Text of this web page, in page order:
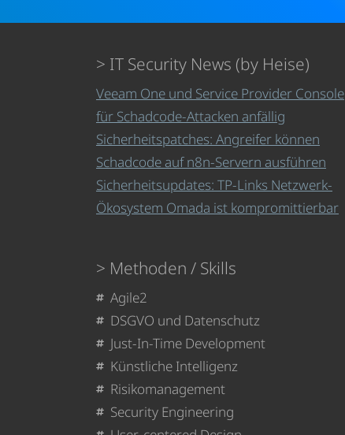
IT Security News (by Heise)
Veeam One und Service Provider Console
für Schadcode-Attacken anfällig
Sicherheitspatches: Angreifer können
Schadcode auf n8n-Servern ausführen
Sicherheitsupdates: TP-Links Netzwerk-
Ökosystem Omada ist kompromittierbar
Methoden / Skills
Agile2
DSGVO und Datenschutz
Just-In-Time Development
Künstliche Intelligenz
Risikomanagement
Security Engineering